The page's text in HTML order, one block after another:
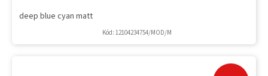
deep blue cyan matt
Kód: 12104234754/MOD/M